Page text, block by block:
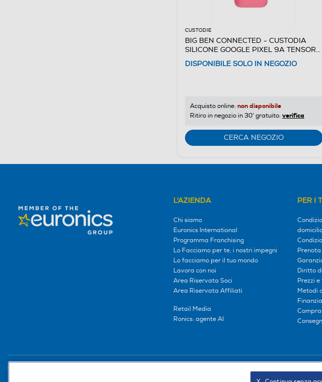
CUSTODIE
BIG BEN CONNECTED - CUSTODIA
SILICONE GOOGLE PIXEL 9A TENSOR
G-Lampone
DISPONIBILE SOLO IN NEGOZIO
Acquisto online: non disponibile
Ritiro in negozio in 30' gratuito: verifica
CERCA NEGOZIO
L'AZIENDA
Chi siamo
Euronics International
Programma Franchising
Lo Facciamo per te, i nostri impegni
Lo facciamo per il tuo mondo
Lavora con noi
Area Riservata Soci
Area Riservata Affiliati
Retail Media
Ronics: agente AI
PER I
Diritto
Prezzi
Metodi
Trova negozio